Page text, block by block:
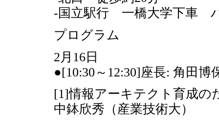
-国立駅行 一橋大学下車
プログラム
2月16日
●[10:30～12:30]座長: 角田博
[1]情報アーキテクト育成の
中鉢欣秀（産業技術大）